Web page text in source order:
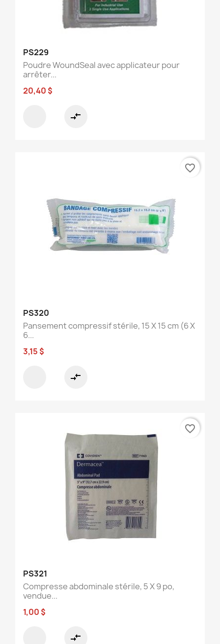
PS229
Poudre WoundSeal avec applicateur pour
arrêter...
20,40 $
compare_arrows
PS320
Pansement compressif stérile, 15 X 15 cm (6 X
6...
3,15 $
compare_arrows
favorite_border
PS321
Compresse abdominale stérile, 5 X 9 po,
vendue...
1,00 $
compare_arrows
favorite_border